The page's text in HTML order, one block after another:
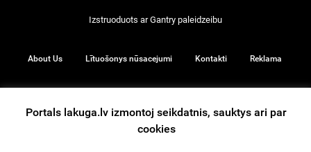
Izstruoduots arGantry paleidzeibu
About Us Lītuošonys nūsacejumi Kontakti Reklama
© 2026
Portals lakuga.lv izmontoj seikdatnis, sauktys ari par
cookies